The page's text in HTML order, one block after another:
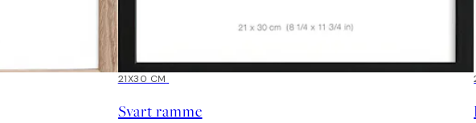
15%*
21X30 CM
Svart ramme